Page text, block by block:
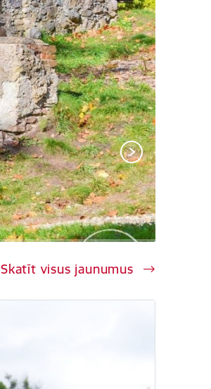
Tālāk
Skatīt visus jaunumus